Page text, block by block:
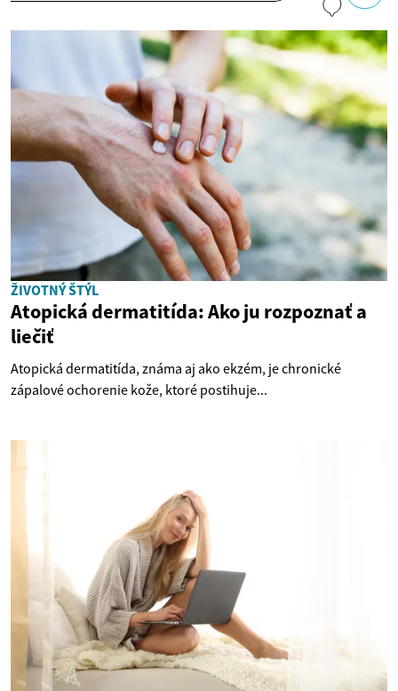
ŽIVOTNÝ ŠTÝL
Atopická dermatitída: Ako ju rozpoznať a
liečiť
Atopická dermatitída, známa aj ako ekzém, je chronické
zápalové ochorenie kože, ktoré postihuje...